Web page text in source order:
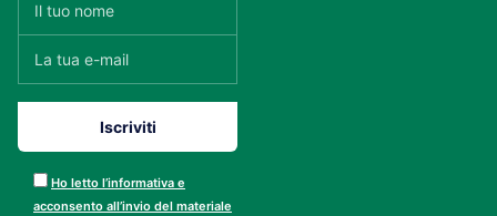
Ho letto l’informativa e
acconsento all’invio del materiale